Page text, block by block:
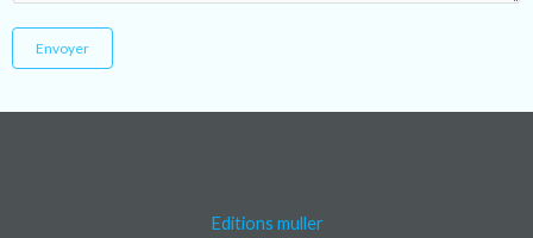
Envoyer
Editions muller